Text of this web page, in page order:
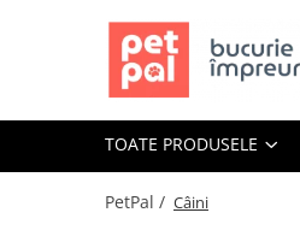
Toate Produsele
Câine Junior
TOATE PRODUSELE
PetPal / Câini